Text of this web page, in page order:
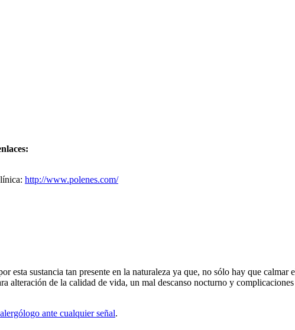
http://www.polenes.com/
esta sustancia tan presente en la naturaleza ya que, no sólo hay que calmar
alteración de la calidad de vida, un mal descanso nocturno y
ante cualquier señal.